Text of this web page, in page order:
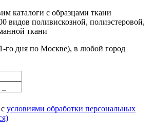
каталоги с образцами ткани
видов поливискозной, полиэстеровой,
ткани
го дня по Москве), в любой город
условиями обработки персональных